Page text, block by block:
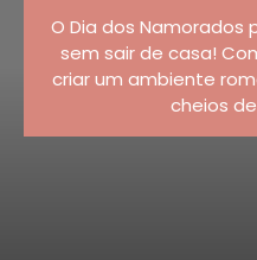
O Dia dos Namorados
sem sair de casa!
criar um ambiente
cheios